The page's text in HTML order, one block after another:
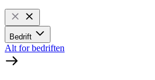
Bedrift
Alt for bedriften